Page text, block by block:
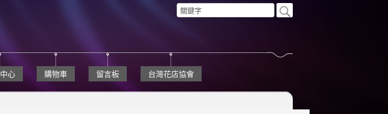
心 購物車 留言板 台灣花店協會